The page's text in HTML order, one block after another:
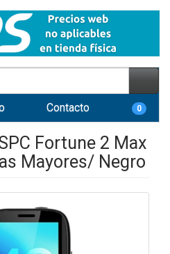
Contacto 0
Fortune 2 Max
Mayores/ Negro